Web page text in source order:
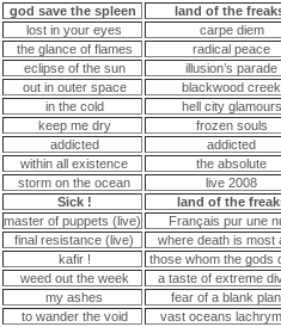
god save the spleen
land of the
lost in your eyes
carpe diem
the glance of flames
radical peace
eclipse of the sun
illusion’s parade
out in outer space
blackwood creek
in the cold
hell city glamours
keep me dry
frozen souls
addicted
addicted
within all existence
the absolute
storm on the ocean
live 2008
Sick !
land of the
master of puppets (live)
Français pur une
final resistance (live)
where death is most
kafir !
those whom the gods
weed out the week
a taste of extreme
my ashes
fear of a blank
to wander the void
vast oceans